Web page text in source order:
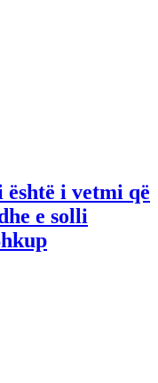
i vetmi që
e solli